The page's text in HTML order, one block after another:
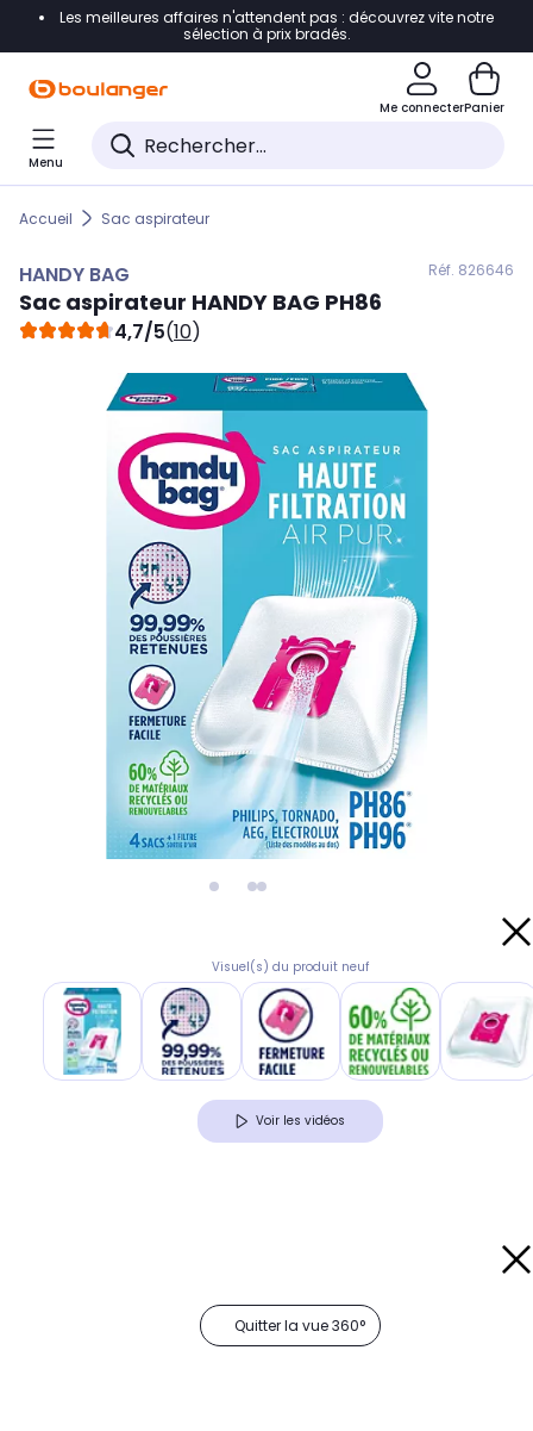
Accéder directement à la navigation
Accéder directement au pied de page
Accéder directement au chatbot
Les meilleures affaires n'attendent pas : découvrez vite notre
sélection à prix bradés.
Me connecterPanier
Menu
Accueil Sac aspirateur
HANDY BAG Réf. 826646
Sac aspirateur HANDY BAG PH86
4,7/5(10)
Visuel(s) du produit neuf
Voir les vidéos
Quitter la vue 360°